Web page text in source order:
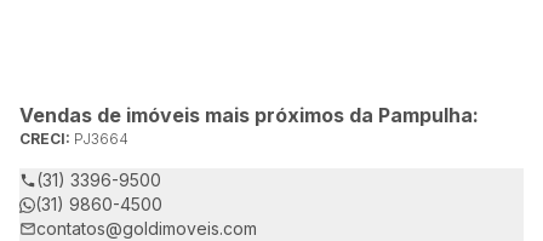
Vendas de imóveis mais próximos da Pampulha:
CRECI: PJ3664
(31) 3396-9500
(31) 9860-4500
contatos@goldimoveis.com